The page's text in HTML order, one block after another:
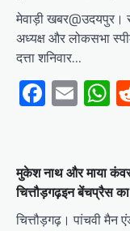
मेवाड़ी खबर@उदयपुर।
अध्यक्ष और लोकसभा
दत्ता शनिवार…
मुकेश नाथ और माया
चित्तौड़गढ़इन बेंचप्रैस
चित्तौड़गढ़। पांचवी मैन